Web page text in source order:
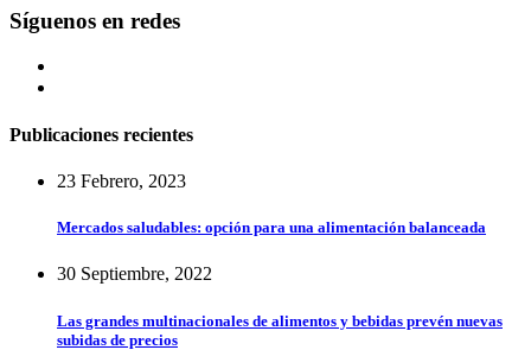
Síguenos en redes
Publicaciones recientes
23 Febrero, 2023
Mercados saludables: opción para una alimentación balanceada
30 Septiembre, 2022
Las grandes multinacionales de alimentos y bebidas prevén nuevas
subidas de precios